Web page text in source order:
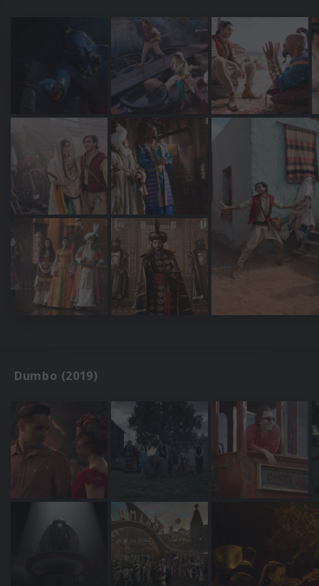
Dumbo (2019)